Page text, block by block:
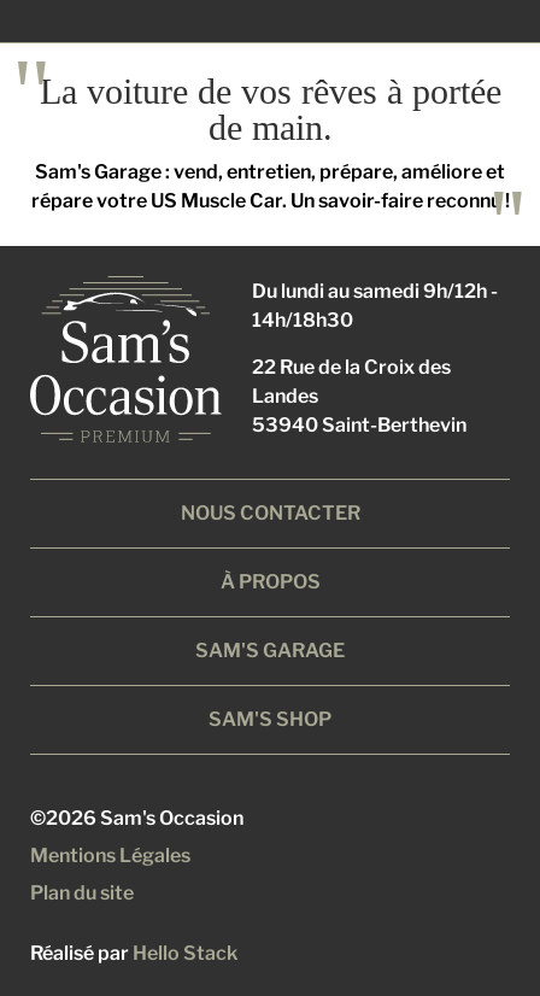
La voiture de vos rêves à portée
de main.
Sam's Garage : vend, entretien, prépare, améliore et
répare votre US Muscle Car. Un savoir-faire reconnu !
Du lundi au samedi 9h/12h -
14h/18h30
22 Rue de la Croix des
Landes
53940 Saint-Berthevin
NOUS CONTACTER
À PROPOS
SAM'S GARAGE
SAM'S SHOP
©2026 Sam's Occasion
Mentions Légales
Plan du site
Réalisé par Hello Stack